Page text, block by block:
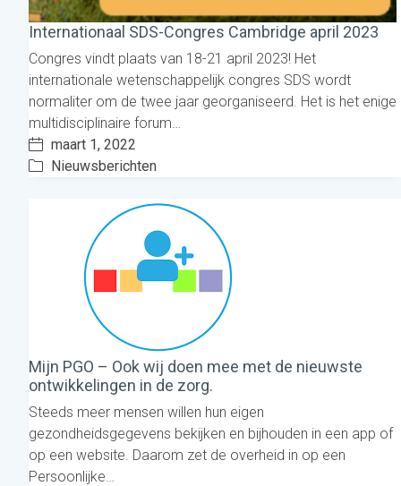
Internationaal SDS-Congres Cambridge april 2023
Congres vindt plaats van 18-21 april 2023! Het
internationale wetenschappelijk congres SDS wordt
normaliter om de twee jaar georganiseerd. Het is het enige
multidisciplinaire forum…
maart 1, 2022
Nieuwsberichten
Mijn PGO – Ook wij doen mee met de nieuwste
ontwikkelingen in de zorg.
Steeds meer mensen willen hun eigen
gezondheidsgegevens bekijken en bijhouden in een app of
op een website. Daarom zet de overheid in op een
Persoonlijke…